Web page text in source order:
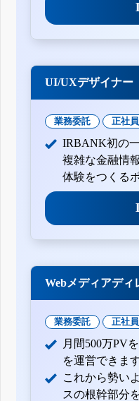
UI/UXデザイナー
業務委託 正社員
IRBANK初の
複雑な金融情
体験をつくる
Webメディアディ
業務委託 正社員
月間500万PV
を運営できます
これから勢い
スの根幹部分